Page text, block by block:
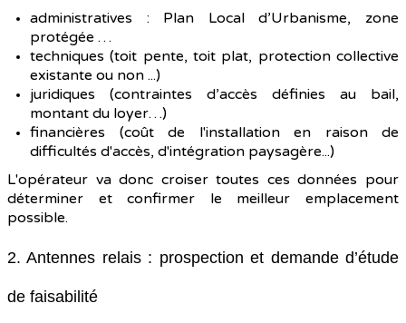
administratives : Plan Local d’Urbanisme, zone
protégée …
techniques (toit pente, toit plat, protection collective
existante ou non ...)
juridiques (contraintes d’accès définies au bail,
montant du loyer…)
financières (coût de l'installation en raison de
difficultés d'accès, d'intégration paysagère...)
L'opérateur va donc croiser toutes ces données pour
déterminer et confirmer le meilleur emplacement
possible.
2. Antennes relais : prospection et demande d’étude
de faisabilité